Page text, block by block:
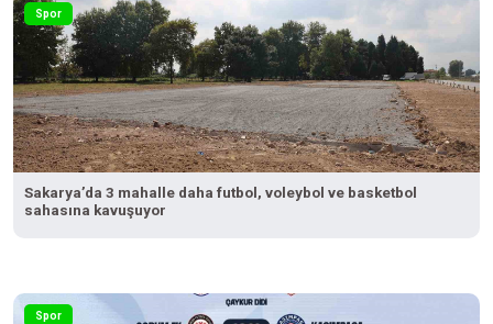
Spor
Sakarya’da 3 mahalle daha futbol, voleybol ve basketbol
sahasına kavuşuyor
Spor